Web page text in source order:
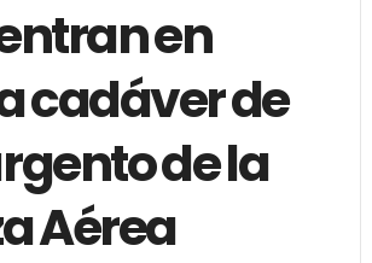
en
cadáver de
de la
Aérea